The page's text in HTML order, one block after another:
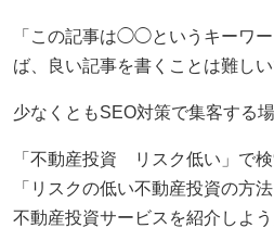
「この記事は◯◯というキーワ
ば、良い記事を書くことは難しい
少なくともSEO対策で集客する
「不動産投資 リスク低い」で
「リスクの低い不動産投資の方
不動産投資サービスを紹介しよう